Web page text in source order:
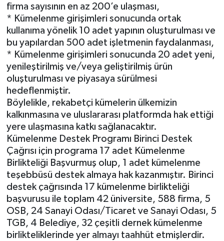
firma sayısının en az 200’e ulaşması,
* Kümelenme girişimleri sonucunda ortak
kullanıma yönelik 10 adet yapının oluşturulması ve
bu yapılardan 500 adet işletmenin faydalanması,
* Kümelenme girişimleri sonucunda 20 adet yeni,
yenileştirilmiş ve/veya geliştirilmiş ürün
oluşturulması ve piyasaya sürülmesi
hedeflenmiştir.
Böylelikle, rekabetçi kümelerin ülkemizin
kalkınmasına ve uluslararası platformda hak ettiği
yere ulaşmasına katkı sağlanacaktır.
Kümelenme Destek Programı Birinci Destek
Çağrısı için programa 17 adet Kümelenme
Birlikteliği Başvurmuş olup, 1 adet kümelenme
teşebbüsü destek almaya hak kazanmıştır. Birinci
destek çağrısında 17 kümelenme birlikteliği
başvurusu ile toplam 42 üniversite, 588 firma, 5
OSB, 24 Sanayi Odası/Ticaret ve Sanayi Odası, 5
TGB, 4 Belediye, 32 çeşitli dernek kümelenme
birlikteliklerinde yer almayı taahhüt etmişlerdir.